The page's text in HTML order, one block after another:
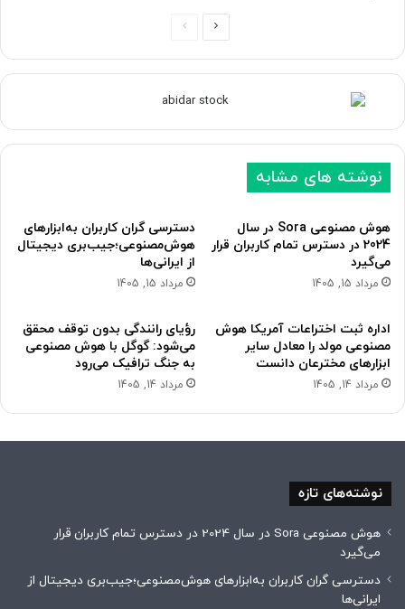
ح
ه
ق
ح
ه
ب
نوشته های مشابه
هوش مصنوعی Sora در سال
2024 در دسترس تمام کاربران قرار
می‌گیرد
مرداد 15, 1405
دسترسی گران کاربران به‌ابزارهای
هوش‌مصنوعی؛جیب‌بری دیجیتال
از ایرانی‌ها
مرداد 15, 1405
اداره ثبت اختراعات آمریکا هوش
مصنوعی مولد را معادل سایر
ابزارهای مخترعان دانست
مرداد 14, 1405
رؤیای رانندگی بدون توقف محقق
می‌شود: گوگل با هوش مصنوعی
به جنگ ترافیک می‌رود
مرداد 14, 1405
نوشته‌های تازه
هوش مصنوعی Sora در سال 2024 در دسترس تمام کاربران قرار
می‌گیرد
دسترسی گران کاربران به‌ابزارهای هوش‌مصنوعی؛جیب‌بری دیجیتال از
ایرانی‌ها